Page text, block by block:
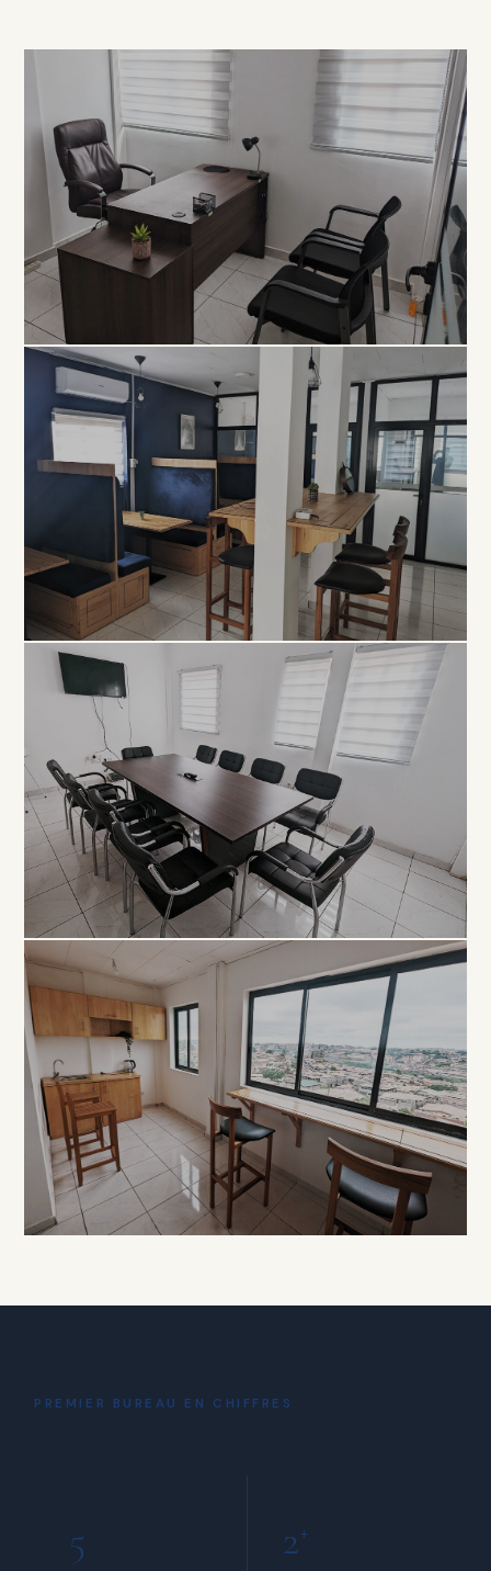
EXCLUSIVITÉ
Bureau
Privé
À PARTIR DE 80 000 FCFA / MOIS
COLLABORATIF
Open
Space
À PARTIR DE 5 000 FCFA / JOUR
PROFESSIONNEL
Salle de
Réunion
À PARTIR DE 15 000 FCFA / HEURE
Coin Café
INCLUS POUR TOUS LES MEMBRES
PREMIER BUREAU EN CHIFFRES
5 2+